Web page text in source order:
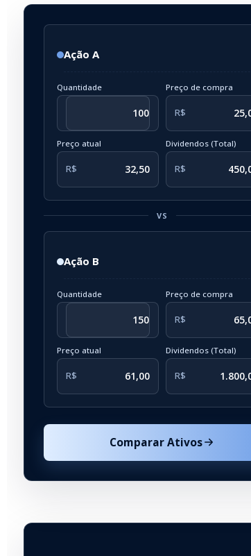
Quantidade Preço de compra
R$
Preço atual
R$
Dividendos (Total)
R$
VS
Quantidade Preço de compra
R$
Preço atual
R$
Dividendos (Total)
R$
Comparar Ativos